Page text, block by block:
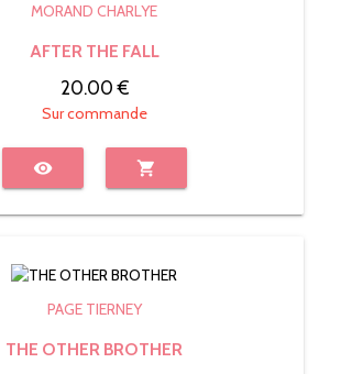
MORAND CHARLYE
AFTER THE FALL
20.00 €
Sur commande
visibility shopping_cart
PAGE TIERNEY
THE OTHER BROTHER